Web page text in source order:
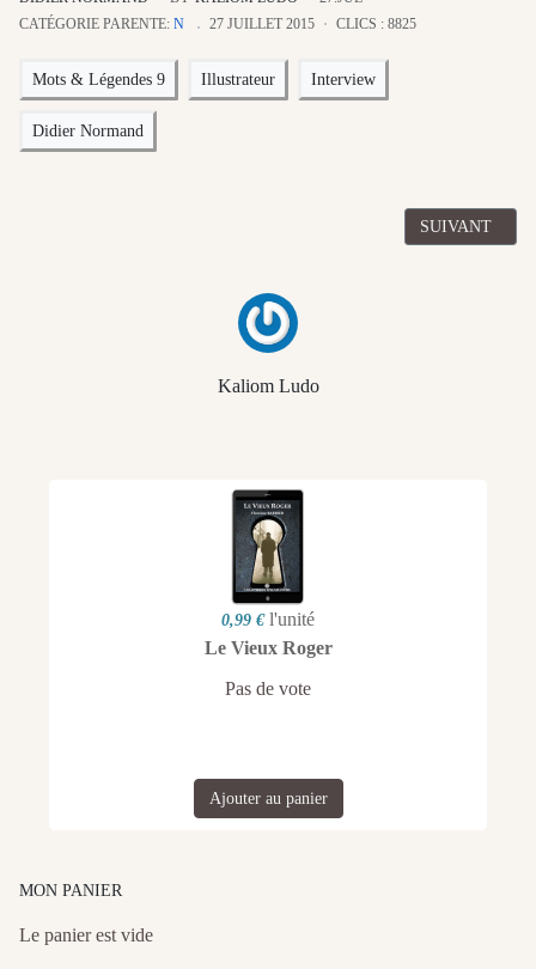
CATÉGORIE PARENTE: N 27 JUILLET 2015 CLICS : 8825
Kaliom Ludo
Mots & Légendes 9 Illustrateur Interview
Didier Normand
ARTICLE
SUIVANT
0,99 € l'unité
Le Vieux Roger
Pas de vote
Ajouter au panier
MON PANIER
Le panier est vide